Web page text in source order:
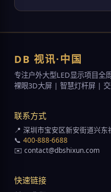
DB 视讯·中国
专注户外大型LED显示项目全
裸眼3D大屏 | 智慧灯杆屏 |
联系方式
📍 深圳市宝安区新安街道兴
📞 400-888-6688
✉️ contact@dbshixun.com
快速链接